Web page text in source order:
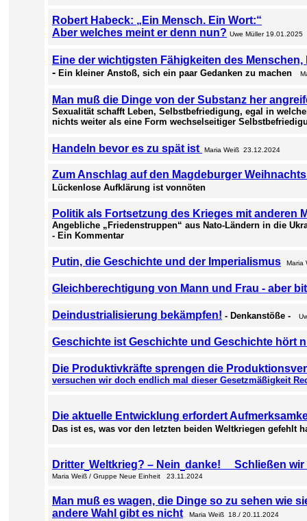
Robert Habeck: „Ein Mensch. Ein Wort:“
Aber welches meint er denn nun? Uwe Müller 19.01.2025
Eine der wichtigsten Fähigkeiten des
- Ein kleiner Anstoß, sich ein paar Gedanken zu machen
Man muß die Dinge von der Substanz her
Sexualität schafft Leben, Selbstbefriedigung, egal in
nichts weiter als eine Form wechselseitiger
Handeln bevor es zu spät ist Maria Weiß 23.12.2024
Zum Anschlag auf den Magdeburger
Lückenlose Aufklärung ist vonnöten
Politik als Fortsetzung des Krieges mit anderen
Angebliche „Friedenstruppen“ aus Nato-Ländern in die
- Ein Kommentar
Putin, die Geschichte und der Imperialismus Maria
Gleichberechtigung von Mann und Frau - aber
Deindustrialisierung bekämpfen! - Denkanstöße -
Geschichte ist Geschichte und Geschichte hört
Die Produktivkräfte sprengen die
versuchen wir doch endlich mal dieser Gesetzmäßigkeit
Die aktuelle Entwicklung erfordert
Das ist es, was vor den letzten beiden Weltkriegen
Dritter Weltkrieg? – Nein danke! Schließen
Maria Weiß / Gruppe Neue Einheit 23.11.2024
Man muß es wagen, die Dinge so zu sehen wie
andere Wahl gibt es nicht Maria Weiß 18./ 20.11.2024